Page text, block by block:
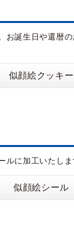
お誕生日や還暦
似顔絵クッキー
ルに加工いたしま
似顔絵シール